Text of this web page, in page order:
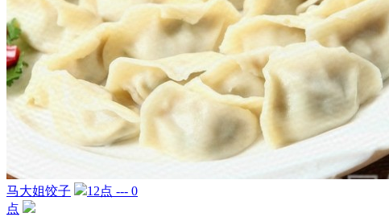
马大姐饺子
12点 --- 0
点